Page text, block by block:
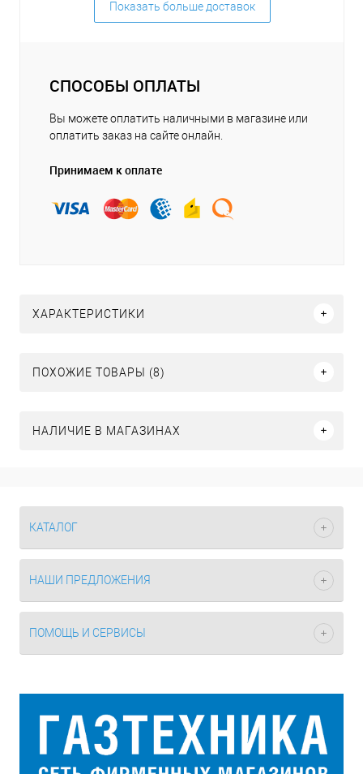
Показать больше доставок
СПОСОБЫ ОПЛАТЫ
Вы можете оплатить наличными в магазине или
оплатить заказ на сайте онлайн.
Принимаем к оплате
ХАРАКТЕРИСТИКИ
ПОХОЖИЕ ТОВАРЫ (8)
НАЛИЧИЕ В МАГАЗИНАХ
КАТАЛОГ
НАШИ ПРЕДЛОЖЕНИЯ
ПОМОЩЬ И СЕРВИСЫ